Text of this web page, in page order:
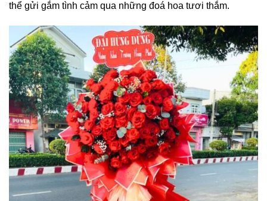
thể gửi gắm tình cảm qua những đoá hoa tươi thắm.